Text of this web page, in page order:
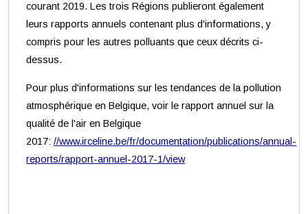
courant 2019. Les trois Régions publieront également
leurs rapports annuels contenant plus d'informations, y
compris pour les autres polluants que ceux décrits ci-
dessus.
Pour plus d'informations sur les tendances de la pollution
atmosphérique en Belgique, voir le rapport annuel sur la
qualité de l'air en Belgique
2017://www.irceline.be/fr/documentation/publications/annual-
reports/rapport-annuel-2017-1/view